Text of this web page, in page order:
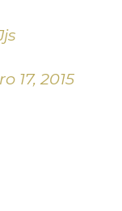
17, 2015